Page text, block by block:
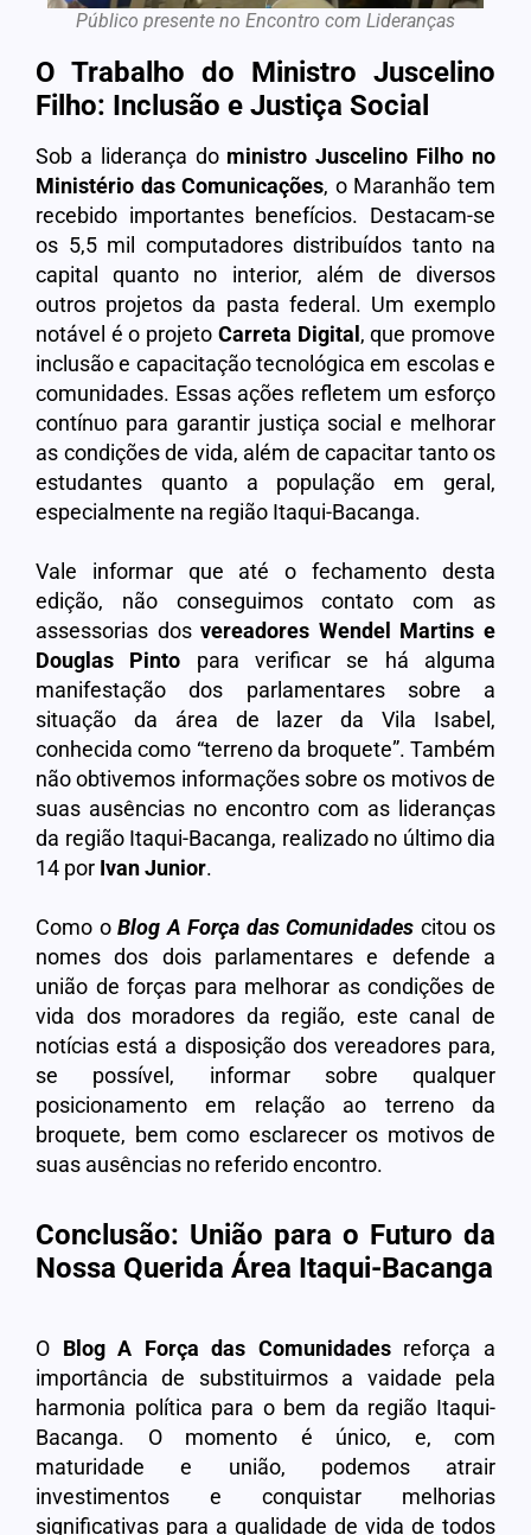
Público presente no Encontro com Lideranças
O Trabalho do Ministro Juscelino
Filho: Inclusão e Justiça Social
Sob a liderança do ministro Juscelino Filho no
Ministério das Comunicações, o Maranhão tem
recebido importantes benefícios. Destacam-se
os 5,5 mil computadores distribuídos tanto na
capital quanto no interior, além de diversos
outros projetos da pasta federal. Um exemplo
notável é o projeto Carreta Digital, que promove
inclusão e capacitação tecnológica em escolas e
comunidades. Essas ações refletem um esforço
contínuo para garantir justiça social e melhorar
as condições de vida, além de capacitar tanto os
estudantes quanto a população em geral,
especialmente na região Itaqui-Bacanga.
Vale informar que até o fechamento desta
edição, não conseguimos contato com as
assessorias dosvereadores Wendel Martins e
Douglas Pinto para verificar se há alguma
manifestação dos parlamentares sobre a
situação da área de lazer da Vila Isabel,
conhecida como “terreno da broquete”. Também
não obtivemos informações sobre os motivos de
suas ausências no encontro com as lideranças
da região Itaqui-Bacanga, realizado no último dia
14 por Ivan Junior.
Como o Blog A Força das Comunidades citou os
nomes dos dois parlamentares e defende a
união de forças para melhorar as condições de
vida dos moradores da região, este canal de
notícias está a disposição dos vereadores para,
se possível, informar sobre qualquer
posicionamento em relação ao terreno da
broquete, bem como esclarecer os motivos de
suas ausências no referido encontro.
Conclusão: União para o Futuro da
Nossa Querida Área Itaqui-Bacanga
O Blog A Força das Comunidadesreforça a
importância de substituirmos a vaidade pela
harmonia política para o bem da região Itaqui-
Bacanga. O momento é único, e, com
maturidade e união, podemos atrair
investimentos e conquistar melhorias
significativas para a qualidade de vida de todos